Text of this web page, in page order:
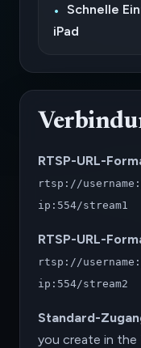
Schnelle
iPad
RTSP-URL-
rtsp://
ip:554/stream1
RTSP-URL-
rtsp://
ip:554/stream2
Standard-
you create in the